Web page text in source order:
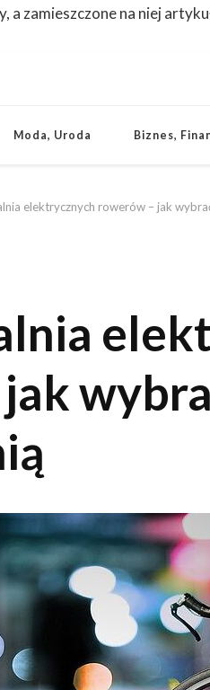
zamieszczone na niej
Moda, Uroda Biznes,
elektrycznych rowerów – jak